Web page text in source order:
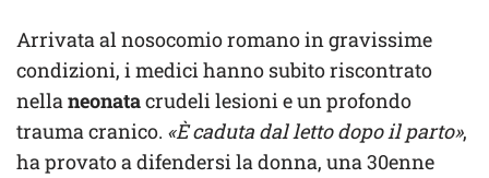
Arrivata al nosocomio romano in gravissime
condizioni, i medici hanno subito riscontrato
nellaneonatacrudeli lesioni e un profondo
trauma cranico. «È caduta dal letto dopo il parto»,
ha provato a difendersi la donna, una 30enne